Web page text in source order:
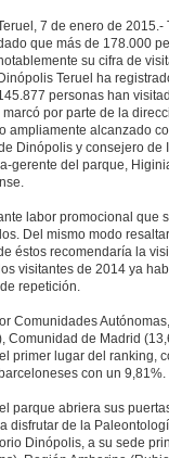
7 de enero de
que más de 178.000
su cifra de
Dinópolis Teruel ha
personas han
por parte de la
ampliamente alcanzado
Dinópolis y consejero
gerente del parque,
labor promocional
Del mismo modo
éstos recomendaría la
visitantes de 2014 ya
repetición.
Comunidades
Comunidad de Madrid
primer lugar del ranking,
con un 9,81%.
parque abriera sus
disfrutar de la
Dinópolis, a su sede